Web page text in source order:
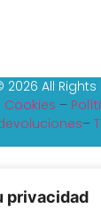
privacidad
2026 All Rights
–
–